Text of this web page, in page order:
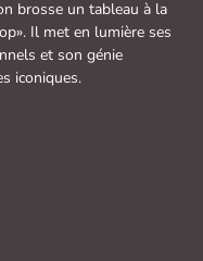
brosse un tableau à la
Il met en lumière ses
et son génie
iconiques.